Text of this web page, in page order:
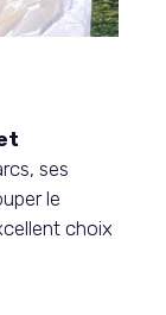
ses
le
choix